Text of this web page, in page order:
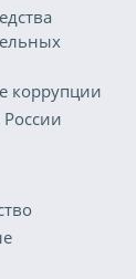
коррупции